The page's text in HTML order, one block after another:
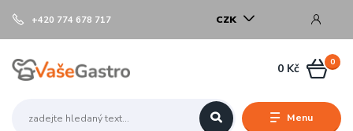
Menu
CZK
+420 774 678 717
0
0 Kč